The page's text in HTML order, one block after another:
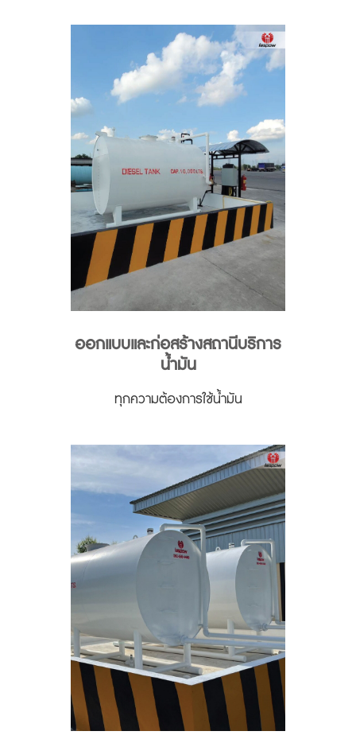
ออกแบบและก่อสร้างสถานีบริการ
น้ำมัน
ทุกความต้องการใช้น้ำมัน